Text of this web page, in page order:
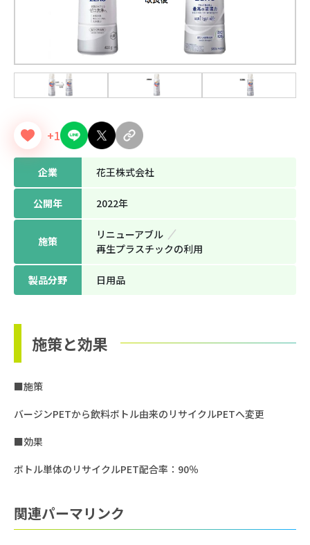
+1
企業 花王株式会社
公開年 2022年
施策
リニューアブル
再生プラスチックの利用
製品分野 日用品
施策と効果
■施策
バージンPETから飲料ボトル由来のリサイクルPETへ変更
■効果
ボトル単体のリサイクルPET配合率：90％
関連パーマリンク